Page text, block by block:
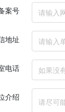
案号
地址
电话
介绍